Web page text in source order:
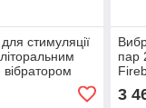
стимуляції
Talla
пар
3